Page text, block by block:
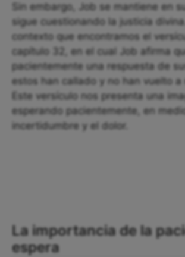
Sin embargo, Job se mantiene en
sigue cuestionando la justicia
contexto que encontramos el
capítulo 32, en el cual Job afirma
pacientemente una respuesta de
estos han callado y no han vuelto a
Este versículo nos presenta una
esperando pacientemente, en
incertidumbre y el dolor.
La importancia de la
espera